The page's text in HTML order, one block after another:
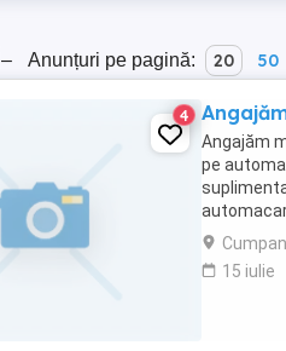
– Anunțuri pe pagină: 20 50
4
Angajăm
pe
15 iulie